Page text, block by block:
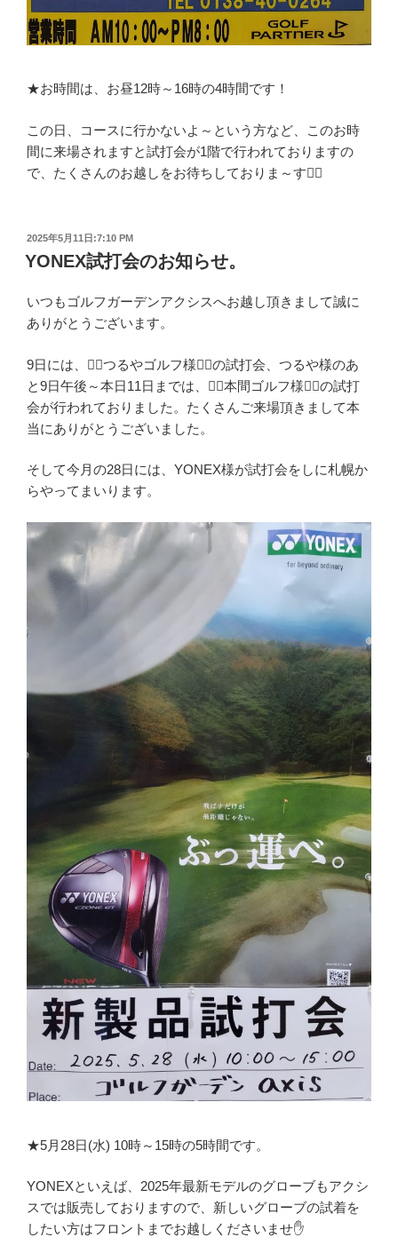
★お時間は、お昼12時～16時の4時間です！
この日、コースに行かないよ～という方など、このお時
間に来場されますと試打会が1階で行われておりますの
で、たくさんのお越しをお待ちしておりま～す🏌️‍♂️
投
稿
日:
2025年5月11日:7:10 PM
YONEX試打会のお知らせ。
いつもゴルフガーデンアクシスへお越し頂きまして誠に
ありがとうございます。
9日には、🏌️‍♀️つるやゴルフ様🏌️‍♀️の試打会、つるや様のあ
と9日午後～本日11日までは、🏌️‍♂️本間ゴルフ様🏌️‍♂️の試打
会が行われておりました。たくさんご来場頂きまして本
当にありがとうございました。
そして今月の28日には、YONEX様が試打会をしに札幌か
らやってまいります。
★5月28日(水) 10時～15時の5時間です。
YONEXといえば、2025年最新モデルのグローブもアクシ
スでは販売しておりますので、新しいグローブの試着を
したい方はフロントまでお越しくださいませ✋